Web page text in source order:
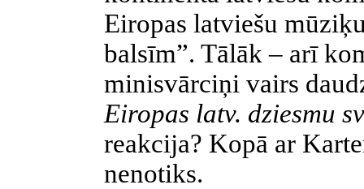
Eiropas latviešu
balsīm”. Tālāk – arī
minisvārciņi vairs
Eiropas latv. dziesmu
reakcija? Kopā ar
nenotiks.